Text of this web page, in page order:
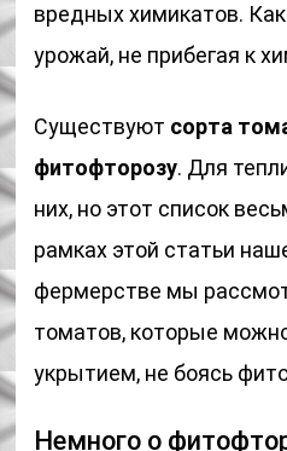
вредных химикатов.
урожай, не прибегая к
Существуют сорта
фитофторозу. Для
них, но этот список
рамках этой статьи
фермерстве мы
томатов, которые
укрытием, не боясь
Немного о